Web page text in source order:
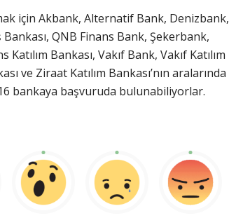
için Akbank, Alternatif Bank, Denizbank,
QNB Finans Bank, Şekerbank,
Bankası, Vakıf Bank, Vakıf Katılım
ve Ziraat Katılım Bankası’nın aralarında
bankaya başvuruda bulunabiliyorlar.